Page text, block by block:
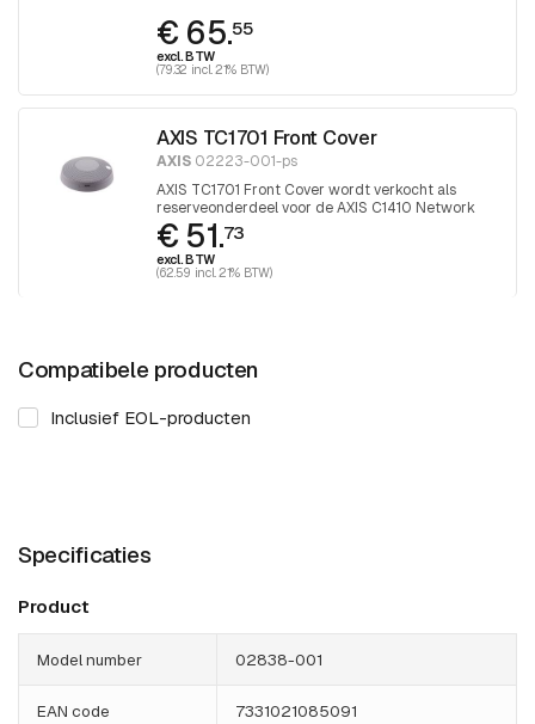
€ 65.55
excl. BTW
(79.32 incl. 21% BTW)
AXIS TC1701 Front Cover
AXIS 02223-001-ps
AXIS TC1701 Front Cover wordt verkocht als
reserveonderdeel voor de AXIS C1410 Network
Mini Speaker, 1 stuk
€ 51.73
excl. BTW
(62.59 incl. 21% BTW)
Compatibele producten
Inclusief EOL-producten
Specificaties
Product
Model number 02838-001
EAN code 7331021085091